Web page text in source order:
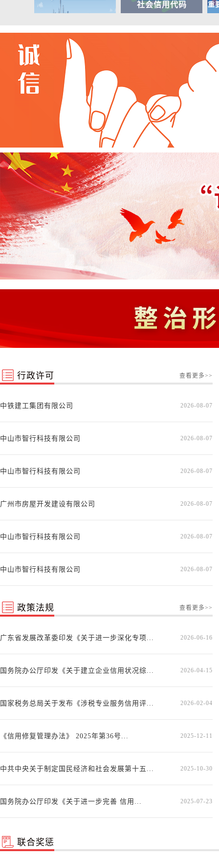
社会信用代码 重
行政许可 查看更多>>
中铁建工集团有限公司 2026-08-07
中山市智行科技有限公司 2026-08-07
中山市智行科技有限公司 2026-08-07
广州市房屋开发建设有限公司 2026-08-07
中山市智行科技有限公司 2026-08-07
中山市智行科技有限公司 2026-08-07
政策法规 查看更多>>
广东省发展改革委印发《关于进一步深化专项... 2026-06-16
国务院办公厅印发《关于建立企业信用状况综... 2026-04-15
国家税务总局关于发布《涉税专业服务信用评... 2026-02-04
《信用修复管理办法》 2025年第36号... 2025-12-11
中共中央关于制定国民经济和社会发展第十五... 2025-10-30
国务院办公厅印发《关于进一步完善 信用... 2025-07-23
联合奖惩